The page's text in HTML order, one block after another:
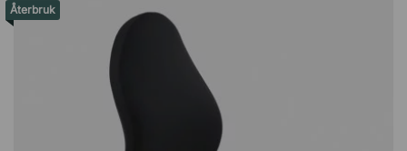
reklamationsrätten. Detta innebär att du har rätt att reklamera
produkten vid funktionsfel. Du kan däremot inte reklamera
varan för de defekter som gör att den säljs till nedsatt pris
som återbruksprodukt. Reklamationsrätten är giltig i tre år från
köptillfället för privatpersoner respektive två år för
företagskunder.Ergo 006C är det perfekta valet för dig som
söker en bekväm konferensstol till ett bra pris. Den stilrena
Återbruk